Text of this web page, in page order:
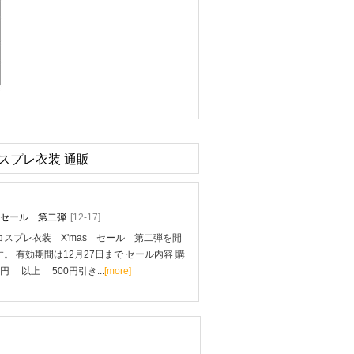
プレ衣装 通販
セール 第二弾 [12-17]
スプレ衣装 X'mas セール 第二弾を開
。 有効期間は12月27日まで セール内容 購
以上 500円引き...[more]